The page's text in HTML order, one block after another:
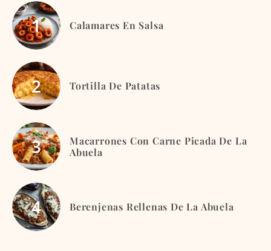
Calamares En Salsa
Tortilla De Patatas
Macarrones Con Carne Picada De La
Abuela
Berenjenas Rellenas De La Abuela